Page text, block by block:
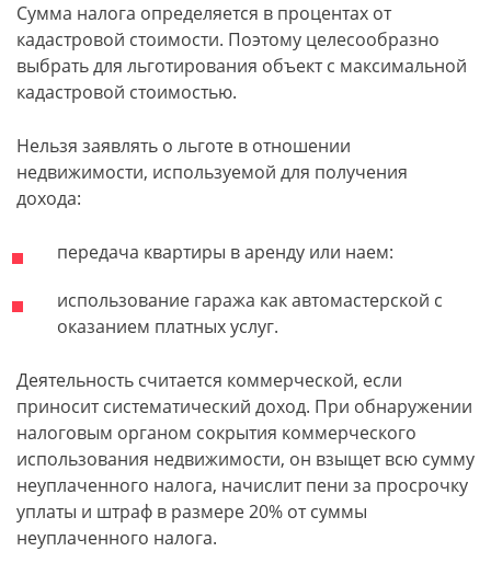
Сумма налога определяется в процентах от
кадастровой стоимости. Поэтому целесообразно
выбрать для льготирования объект с максимальной
кадастровой стоимостью.
Нельзя заявлять о льготе в отношении
недвижимости, используемой для получения
дохода:
передача квартиры в аренду или наем:
использование гаража как автомастерской с
оказанием платных услуг.
Деятельность считается коммерческой, если
приносит систематический доход. При обнаружении
налоговым органом сокрытия коммерческого
использования недвижимости, он взыщет всю сумму
неуплаченного налога, начислит пени за просрочку
уплаты и штраф в размере 20% от суммы
неуплаченного налога.